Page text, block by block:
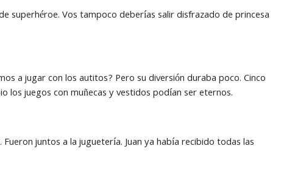
superhéroe. Vos tampoco deberías salir disfrazado de princesa
a jugar con los autitos? Pero su diversión duraba poco. Cinco
los juegos con muñecas y vestidos podían ser eternos.
juntos a la juguetería. Juan ya había recibido todas las